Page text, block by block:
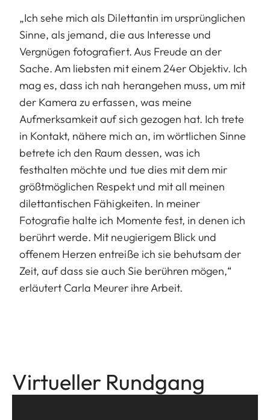
„Ich sehe mich als Dilettantin im ursprünglichen
Sinne, als jemand, die aus Interesse und
Vergnügen fotografiert. Aus Freude an der
Sache. Am liebsten mit einem 24er Objektiv. Ich
mag es, dass ich nah herangehen muss, um mit
der Kamera zu erfassen, was meine
Aufmerksamkeit auf sich gezogen hat. Ich trete
in Kontakt, nähere mich an, im wörtlichen Sinne
betrete ich den Raum dessen, was ich
festhalten möchte und tue dies mit dem mir
größtmöglichen Respekt und mit all meinen
dilettantischen Fähigkeiten. In meiner
Fotografie halte ich Momente fest, in denen ich
berührt werde. Mit neugierigem Blick und
offenem Herzen entreiße ich sie behutsam der
Zeit, auf dass sie auch Sie berühren mögen,“
erläutert Carla Meurer ihre Arbeit.
Virtueller Rundgang